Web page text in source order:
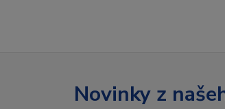
Novinky z